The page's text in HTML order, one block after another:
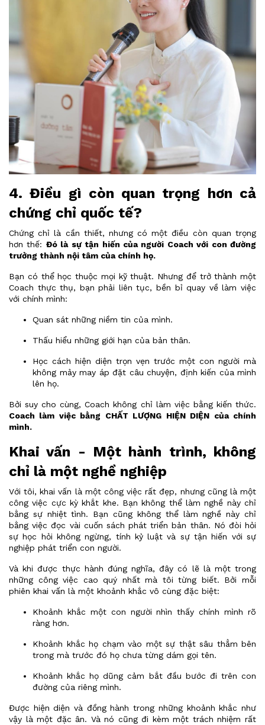
4. Điều gì còn quan trọng hơn cả
chứng chỉ quốc tế?
Chứng chỉ là cần thiết, nhưng có một điều còn quan trọng
hơn thế: Đó là sự tận hiến của người Coach với con đường
trưởng thành nội tâm của chính họ.
Bạn có thể học thuộc mọi kỹ thuật. Nhưng để trở thành một
Coach thực thụ, bạn phải liên tục, bền bỉ quay về làm việc
với chính mình:
Quan sát những niềm tin của mình.
Thấu hiểu những giới hạn của bản thân.
Học cách hiện diện trọn vẹn trước một con người mà
không mảy may áp đặt câu chuyện, định kiến của mình
lên họ.
Bởi suy cho cùng, Coach không chỉ làm việc bằng kiến thức.
Coach làm việc bằng CHẤT LƯỢNG HIỆN DIỆN của chính
mình.
Khai vấn - Một hành trình, không
chỉ là một nghề nghiệp
Với tôi, khai vấn là một công việc rất đẹp, nhưng cũng là một
công việc cực kỳ khắt khe. Bạn không thể làm nghề này chỉ
bằng sự nhiệt tình. Bạn cũng không thể làm nghề này chỉ
bằng việc đọc vài cuốn sách phát triển bản thân. Nó đòi hỏi
sự học hỏi không ngừng, tính kỷ luật và sự tận hiến với sự
nghiệp phát triển con người.
Và khi được thực hành đúng nghĩa, đây có lẽ là một trong
những công việc cao quý nhất mà tôi từng biết. Bởi mỗi
phiên khai vấn là một khoảnh khắc vô cùng đặc biệt:
Khoảnh khắc một con người nhìn thấy chính mình rõ
ràng hơn.
Khoảnh khắc họ chạm vào một sự thật sâu thẳm bên
trong mà trước đó họ chưa từng dám gọi tên.
Khoảnh khắc họ dũng cảm bắt đầu bước đi trên con
đường của riêng mình.
Được hiện diện và đồng hành trong những khoảnh khắc như
vậy là một đặc ân. Và nó cũng đi kèm một trách nhiệm rất